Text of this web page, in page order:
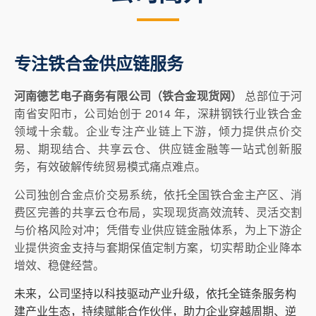
专注铁合金供应链服务
河南德艺电子商务有限公司（铁合金现货网）
总部位于河
南省安阳市，公司始创于 2014 年，深耕钢铁行业铁合金
领域十余载。企业专注产业链上下游，倾力提供点价交
易、期现结合、共享云仓、供应链金融等一站式创新服
务，有效破解传统贸易模式痛点难点。
公司独创合金点价交易系统，依托全国铁合金主产区、消
费区完善的共享云仓布局，实现现货高效流转、灵活交割
与价格风险对冲；凭借专业供应链金融体系，为上下游企
业提供资金支持与套期保值定制方案，切实帮助企业降本
增效、稳健经营。
未来，公司坚持以科技驱动产业升级，依托全链条服务构
建产业生态，持续赋能合作伙伴，助力企业穿越周期、逆